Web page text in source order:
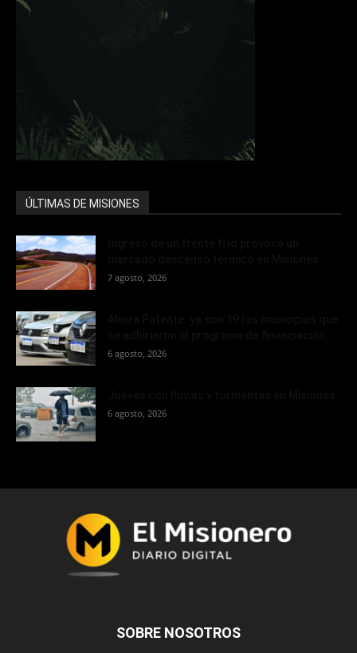
ÚLTIMAS DE MISIONES
7 agosto, 2026
6 agosto, 2026
6 agosto, 2026
SOBRE NOSOTROS